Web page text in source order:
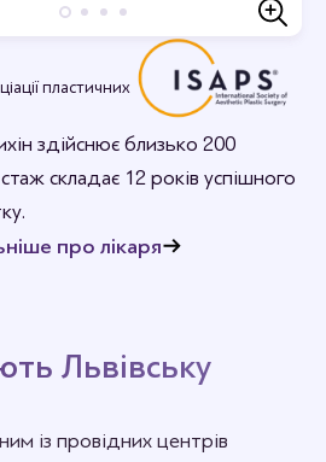
пластичних
здійснює близько 200
складає 12 років успішного
про лікаря
відгук.
Львівську
із провідних центрів